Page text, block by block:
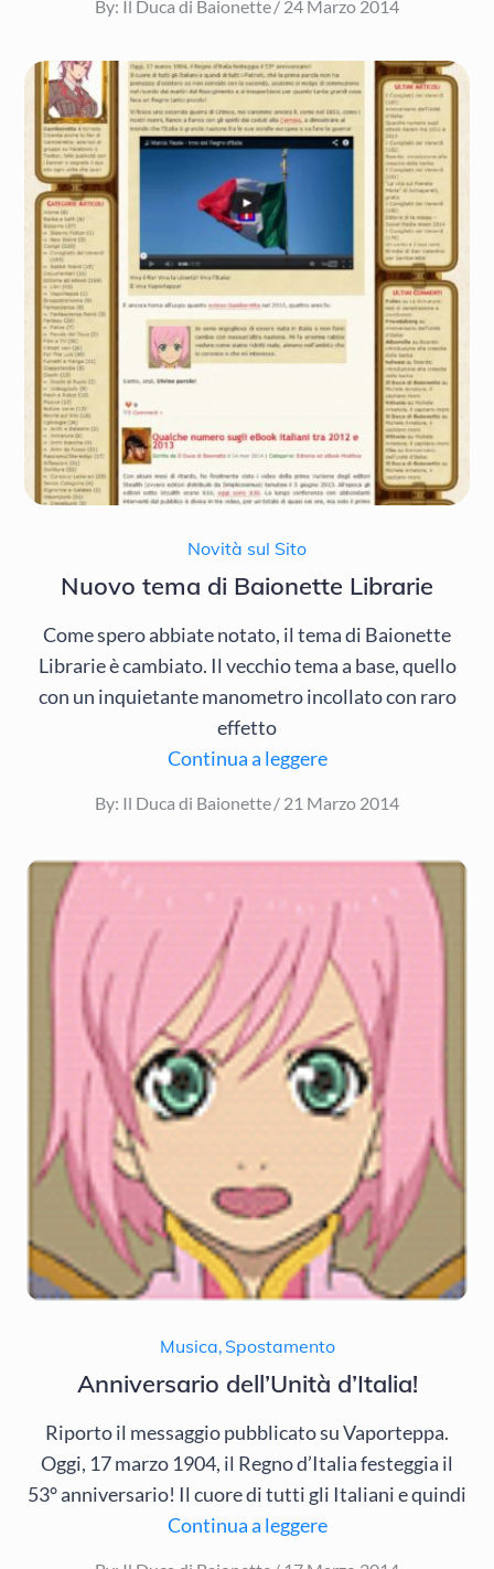
By: Il Duca di Baionette
Posted
24 Marzo 2014
Novità sul Sito
Nuovo tema di Baionette Librarie
Come spero abbiate notato, il tema di Baionette
Librarie è cambiato. Il vecchio tema a base, quello
con un inquietante manometro incollato con raro
effetto
Continua a leggere
By: Il Duca di Baionette
Posted
21 Marzo 2014
Musica Spostamento
Anniversario dell’Unità d’Italia!
Riporto il messaggio pubblicato su Vaporteppa.
Oggi, 17 marzo 1904, il Regno d’Italia festeggia il
53° anniversario! Il cuore di tutti gli Italiani e quindi
Continua a leggere